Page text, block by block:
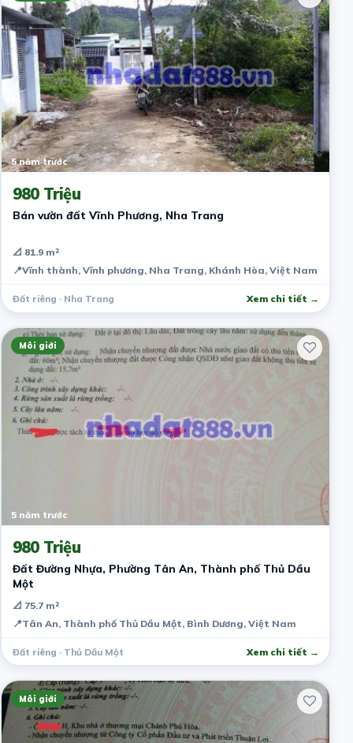
5 năm trước
980 Triệu
Bán vườn đất Vĩnh Phương, Nha Trang
📐 81.9 m²
📍Vĩnh thành, Vĩnh phương, Nha Trang, Khánh Hòa, Việt Nam
Đất riêng · Nha Trang Xem chi tiết →
Môi giới
5 năm trước
980 Triệu
Đất Đường Nhựa, Phường Tân An, Thành phố Thủ Dầu
Một
📐 75.7 m²
📍Tân An, Thành phố Thủ Dầu Một, Bình Dương, Việt Nam
Đất riêng · Thủ Dầu Một Xem chi tiết →
Môi giới